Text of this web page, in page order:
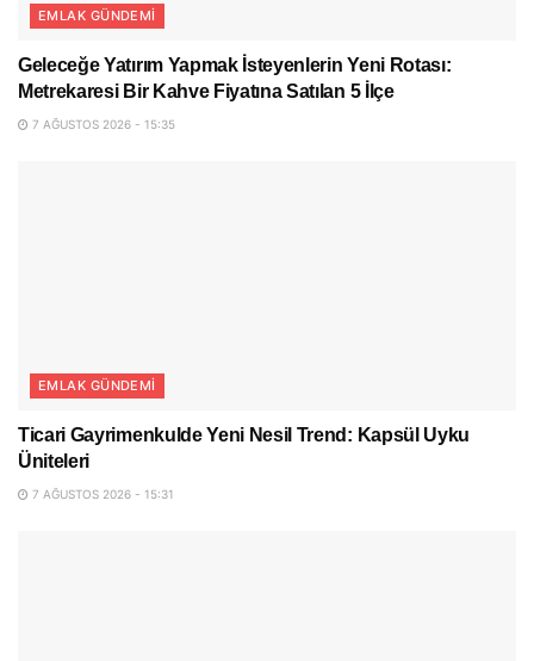
EMLAK GÜNDEMI
Geleceğe Yatırım Yapmak İsteyenlerin Yeni Rotası:
Metrekaresi Bir Kahve Fiyatına Satılan 5 İlçe
7 AĞUSTOS 2026 - 15:35
EMLAK GÜNDEMI
Ticari Gayrimenkulde Yeni Nesil Trend: Kapsül Uyku
Üniteleri
7 AĞUSTOS 2026 - 15:31